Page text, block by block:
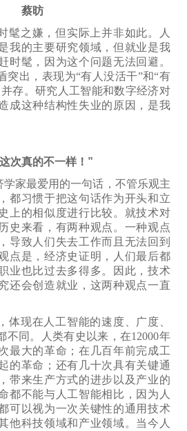
蔡昉
髦之嫌，但实际上并非如此。人
我的主要研究领域，但就业是我
时髦， 因为这个问题无法回避。
突出， 表现为“有人没活干”和“有
存。研究人工智能和数字经济对
成这种结构性失业的原因，是我
次真的不一样！”
学家最爱用的一句话，不管乐观主
都习惯于把这句话作为开头和立
上的相似度进行比较。就技术对
史来看，有两种观点。一种观点
导致人们失去工作而且无法回到
点是，经济史证明，人们最后都
业也比过去多得多。因此，技术
还会创造就业，这两种观点一直
体现在人工智能的速度、广度、
不同。人类有史以来，在12000年
最大的革命；在几百年前完成工
的革命；还有几十次具有关键通
带来生产方式的进步以及产业的
都不能与人工智能相比，因为人
可以视为一次关键性的通用技术
他科技领域和产业领域。 当今 人